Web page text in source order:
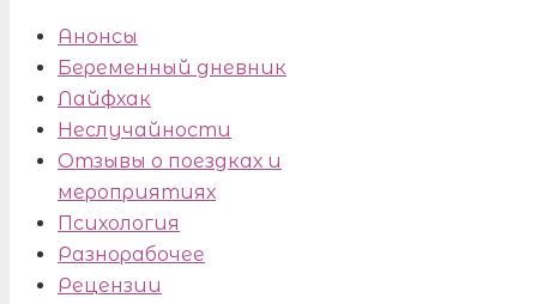
Анонсы
Беременный дневник
Лайфхак
Неслучайности
Отзывы о поездках и
мероприятиях
Психология
Разнорабочее
Рецензии